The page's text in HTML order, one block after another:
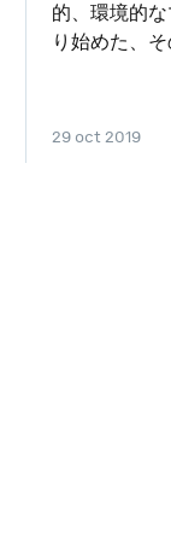
的、環境的
り始めた、
29 oct 2019